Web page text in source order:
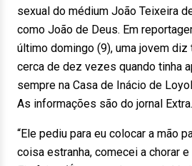
sexual do médium João Teixeira
como João de Deus. Em
último domingo (9), uma jovem
cerca de dez vezes quando tinha
sempre na Casa de Inácio de
As informações são do jornal Extra.
“Ele pediu para eu colocar a mão
coisa estranha, comecei a chorar e